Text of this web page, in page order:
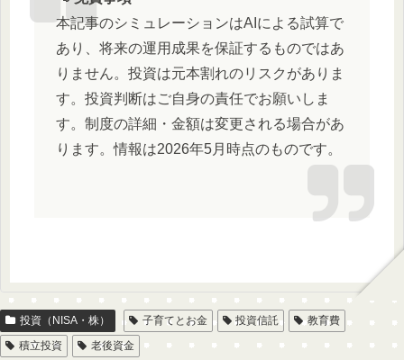
本記事のシミュレーションはAIによる試算で
あり、将来の運用成果を保証するものではあ
りません。投資は元本割れのリスクがありま
す。投資判断はご自身の責任でお願いしま
す。制度の詳細・金額は変更される場合があ
ります。情報は2026年5月時点のものです。
投資（NISA・株） 子育てとお金 投資信託
教育費
積立投資
老後資金